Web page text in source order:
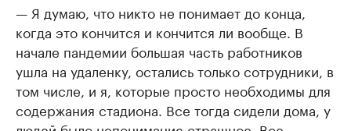
— Я думаю, что никто не понимает до конца,
когда это кончится и кончится ли вообще. В
начале пандемии большая часть работников
ушла на удаленку, остались только сотрудники, в
том числе, и я, которые просто необходимы для
содержания стадиона. Все тогда сидели дома, у